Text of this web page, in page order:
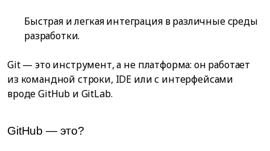
Быстрая и легкая интеграция в различные среды
разработки.
Git — это инструмент, а не платформа: он работает
из командной строки, IDE или с интерфейсами
вроде GitHub и GitLab.
GitHub — это?